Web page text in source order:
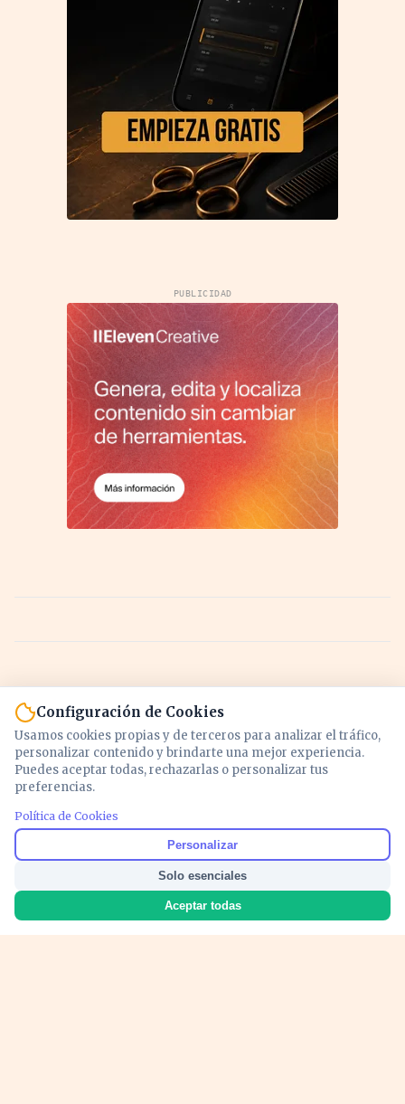
PUBLICIDAD
Noticias y análisis de economía, mercados,
inversión y política. Información actualizada
para entender lo que mueve tu dinero y tu
país.
Configuración de Cookies
Usamos cookies propias y de terceros para analizar el tráfico,
personalizar contenido y brindarte una mejor experiencia.
Puedes aceptar todas, rechazarlas o personalizar tus
preferencias.
Política de Cookies
Personalizar
Solo esenciales
Aceptar todas